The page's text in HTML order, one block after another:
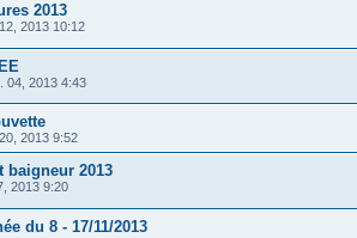
2013
2013 10:12
04, 2013 4:43
2013 9:52
baigneur 2013
2013 9:20
du 8 - 17/11/2013